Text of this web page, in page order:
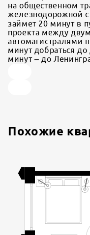
на общественном
железнодорожной
займет 20 минут в
проекта между
автомагистралями
минут добраться
минут – до
Похожие